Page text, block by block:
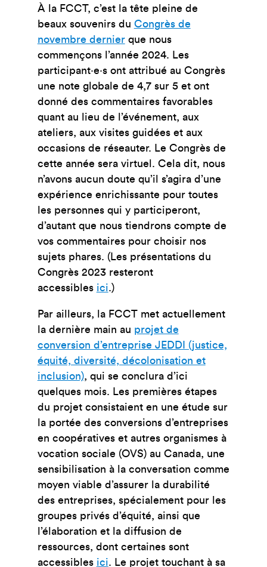
À la FCCT, c’est la tête pleine de
beaux souvenirs du Congrès de
novembre dernierque nous
commençons l’année 2024. Les
participant·e·s ont attribué au Congrès
une note globale de 4,7 sur 5 et ont
donné des commentaires favorables
quant au lieu de l’événement, aux
ateliers, aux visites guidées et aux
occasions de réseauter. Le Congrès de
cette année sera virtuel. Cela dit, nous
n’avons aucun doute qu’il s’agira d’une
expérience enrichissante pour toutes
les personnes qui y participeront,
d’autant que nous tiendrons compte de
vos commentaires pour choisir nos
sujets phares. (Les présentations du
Congrès 2023 resteront
accessibles ici.)
Par ailleurs, la FCCT met actuellement
la dernière main au projet de
conversion d’entreprise JEDDI (justice,
équité, diversité, décolonisation et
inclusion), qui se conclura d’ici
quelques mois. Les premières étapes
du projet consistaient en une étude sur
la portée des conversions d’entreprises
en coopératives et autres organismes à
vocation sociale (OVS) au Canada, une
sensibilisation à la conversation comme
moyen viable d’assurer la durabilité
des entreprises, spécialement pour les
groupes privés d’équité, ainsi que
l’élaboration et la diffusion de
ressources, dont certaines sont
accessibles ici. Le projet touchant à sa